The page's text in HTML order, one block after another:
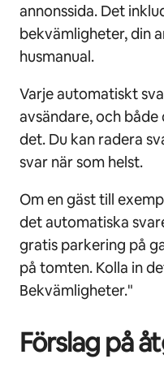
annonssida. Det
bekvämligheter, din
husmanual.
Varje automatiskt
avsändare, och både
det. Du kan radera
svar när som helst.
Om en gäst till
det automatiska
gratis parkering på
på tomten. Kolla in
Bekvämligheter."
Förslag på